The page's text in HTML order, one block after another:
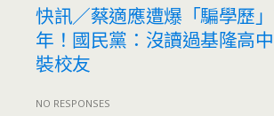
快訊／蔡適應遭爆「騙學歷」
年！國民黨：沒讀過基隆高
裝校友
NO RESPONSES